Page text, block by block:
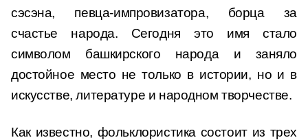
сэсэна, певца-импровизатора, борца за
счастье народа. Сегодня это имя стало
символом башкирского народа и заняло
достойное место не только в истории, но и в
искусстве, литературе и народном творчестве.
Как известно, фольклористика состоит из трех